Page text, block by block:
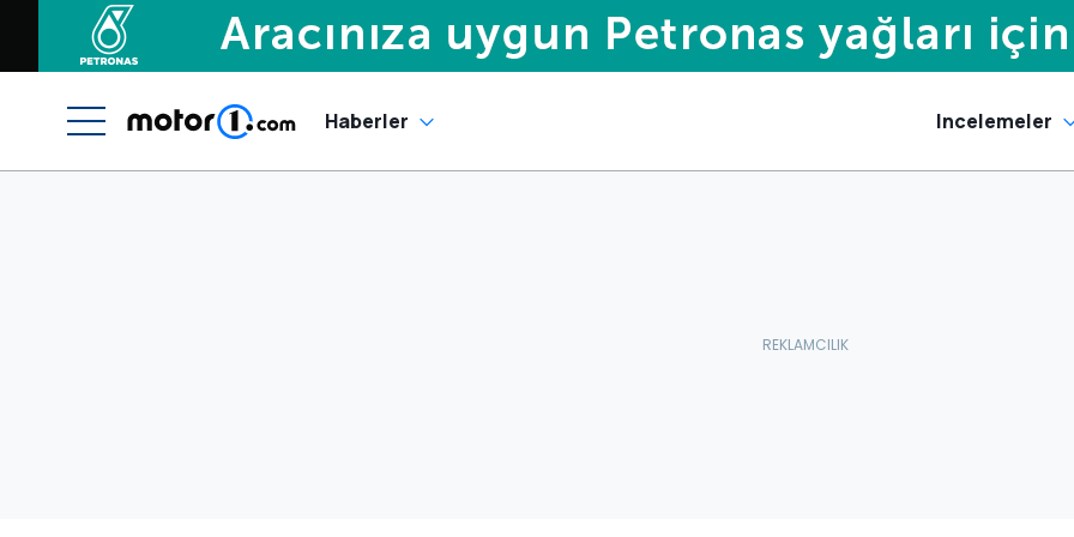
Haberler Incelemeler